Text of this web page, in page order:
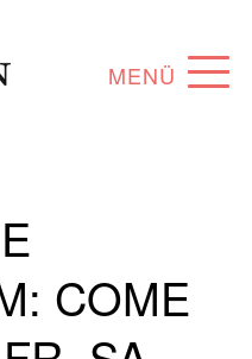
MENÜ
COME